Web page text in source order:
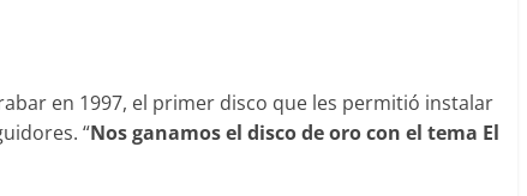
en 1997, el primer disco que les permitió instalar
“Nos ganamos el disco de oro con el tema El